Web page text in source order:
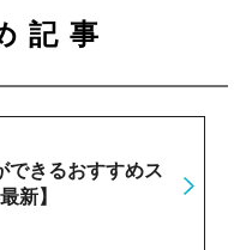
記事
できるおすすめス
新】